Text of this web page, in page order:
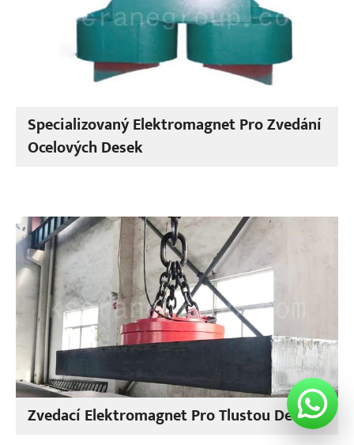
Specializovaný Elektromagnet Pro Zvedání
Ocelových Desek
Zvedací Elektromagnet Pro Tlustou Desku